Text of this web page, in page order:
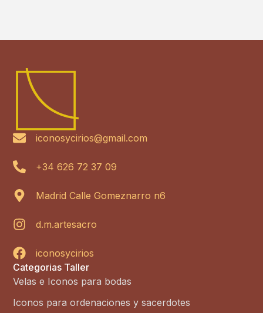
iconosycirios@gmail.com
+34 626 72 37 09
Madrid Calle Gomeznarro n6
d.m.artesacro
iconosycirios
Categorias Taller
Velas e Iconos para bodas
Iconos para ordenaciones y sacerdotes